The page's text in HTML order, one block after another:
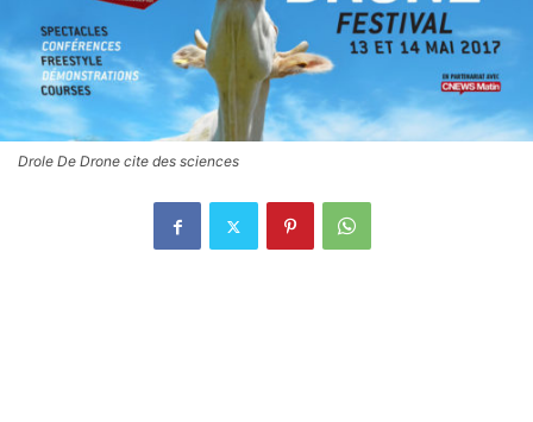
Drole De Drone cite des sciences